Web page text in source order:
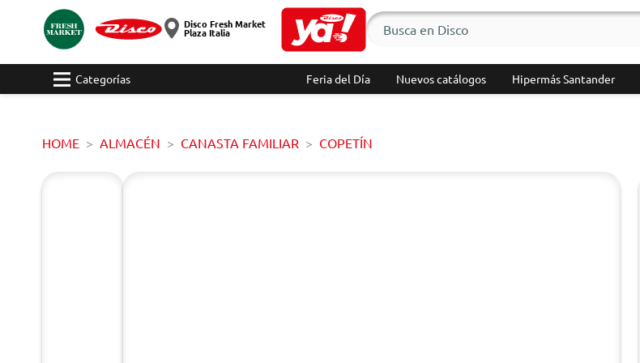
Disco Fresh Market
Plaza Italia
Categorías Feria del Día Nuevos catálogos Hipermás Santander
HOME ALMACÉN CANASTA FAMILIAR COPETÍN